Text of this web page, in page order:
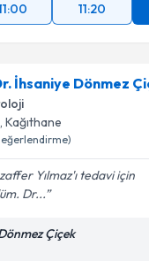
11:20
İhsaniye Dönmez
, Kağıthane
Yılmaz'ı tedavi için
Dr...
Çiçek